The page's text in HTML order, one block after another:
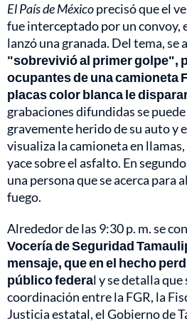
El País de Méxicoprecisó que el
fue interceptado por un convoy,
lanzó una granada. Del tema, se
"sobrevivió al primer golpe",
ocupantes de una camioneta
placas color blanca le
grabaciones difundidas se
gravemente herido de su auto y
visualiza la camioneta en
yace sobre el asfalto. En
una persona que se acerca para
fuego.
Alrededor de las 9:30 p. m. se
Vocería de Seguridad
mensaje, que en el hecho
público federal y se detalla
coordinación entre la FGR, la
Justicia estatal, el Gobierno de